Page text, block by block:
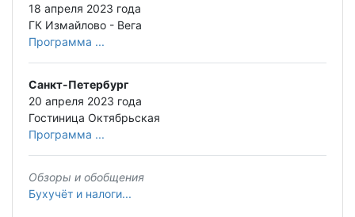
18 апреля 2023 года
ГК Измайлово - Вега
Программа ...
Санкт-Петербург
20 апреля 2023 года
Гостиница Октябрьская
Программа ...
Обзоры и обобщения
Бухучёт и налоги...